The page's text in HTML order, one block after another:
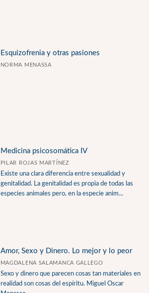
Esquizofrenia y otras pasiones
NORMA MENASSA
Medicina psicosomática IV
PILAR ROJAS MARTÍNEZ
Existe una clara diferencia entre sexualidad y
genitalidad. La genitalidad es propia de todas las
especies animales pero, en la especie anim...
Amor, Sexo y Dinero. Lo mejor y lo peor
MAGDALENA SALAMANCA GALLEGO
Sexo y dinero que parecen cosas tan materiales en
realidad son cosas del espíritu. Miguel Oscar